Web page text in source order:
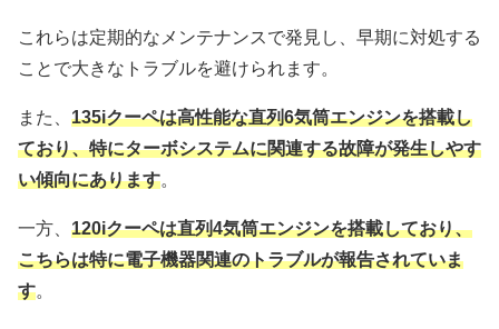
これらは定期的なメンテナンスで発見し、早期に対処する
ことで大きなトラブルを避けられます。
また、 135iクーペは高性能な直列6気筒エンジンを搭載し
ており、特にターボシステムに関連する故障が発生しやす
い傾向にあります。
一方、 120iクーペは直列4気筒エンジンを搭載しており、
こちらは特に電子機器関連のトラブルが報告されていま
す。